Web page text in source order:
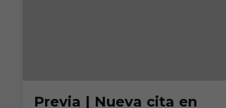
Previa | Nueva cita en